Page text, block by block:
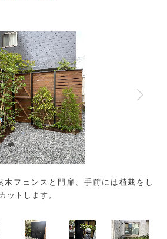
木フェンスと門扉、手前には植栽をし
ットします。